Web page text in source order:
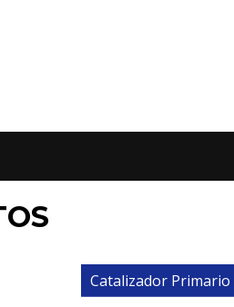
Catalizador Primario